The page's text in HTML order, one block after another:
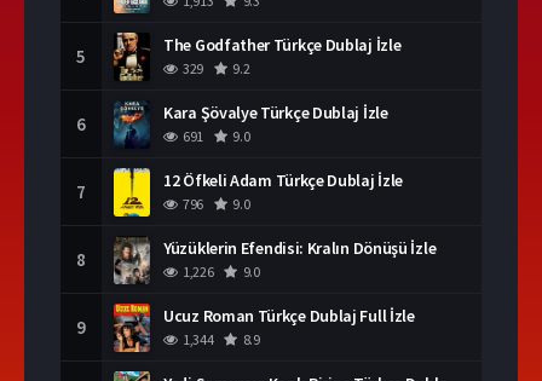
5 The Godfather Türkçe Dublaj İzle
329 9.2
6 Kara Şövalye Türkçe Dublaj İzle
691 9.0
7 12 Öfkeli Adam Türkçe Dublaj İzle
796 9.0
8 Yüzüklerin Efendisi: Kralın Dönüşü İzle
1,226 9.0
9 Ucuz Roman Türkçe Dublaj Full İzle
1,344 8.9